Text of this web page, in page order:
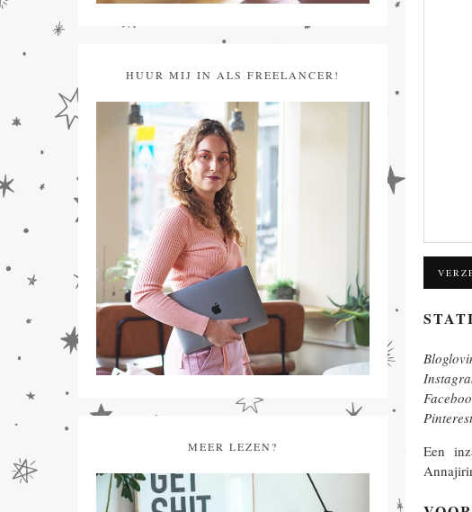
Pinterest
Een
HUUR MIJ IN ALS FREELANCER!
MEER LEZEN?